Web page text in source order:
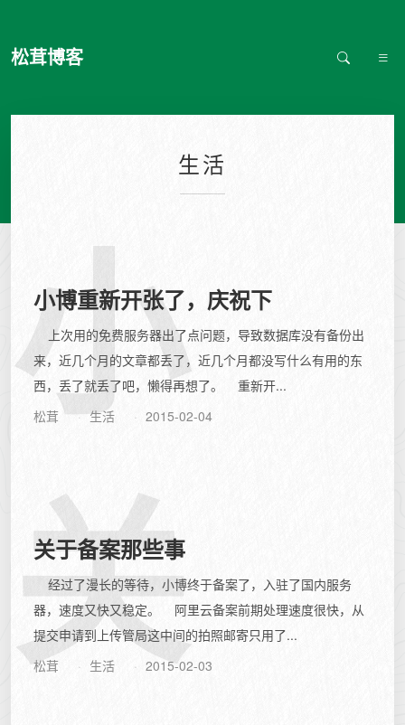
松茸博客
生活
小
小博重新开张了，庆祝下
上次用的免费服务器出了点问题，导致数据库没有备份出
来，近几个月的文章都丢了，近几个月都没写什么有用的东
西，丢了就丢了吧，懒得再想了。 重新开...
松茸
生活 2015-02-04
关
关于备案那些事
经过了漫长的等待，小博终于备案了，入驻了国内服务
器，速度又快又稳定。 阿里云备案前期处理速度很快，从
提交申请到上传管局这中间的拍照邮寄只用了...
松茸
生活 2015-02-03